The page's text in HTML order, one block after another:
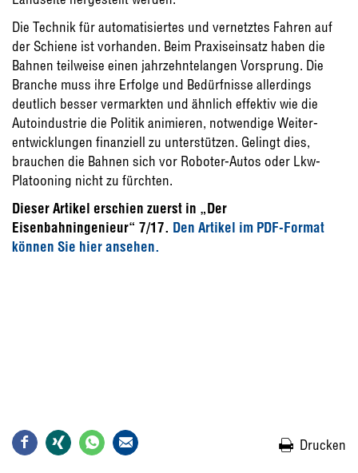
Die Technik für automatisiertes und ver­netztes Fahren auf
der Schiene ist vorhan­den. Beim Praxiseinsatz haben die
Bahnen teilweise einen jahrzehntelangen Vorsprung. Die
Branche muss ihre Erfolge und Bedürf­nisse allerdings
deutlich besser vermarkten und ähnlich effektiv wie die
Autoindustrie die Politik animieren, notwendige Weiter­
entwicklungen finanziell zu unterstützen. Gelingt dies,
brauchen die Bahnen sich vor Roboter-Autos oder Lkw-
Platooning nicht zu fürchten.
Dieser Artikel erschien zuerst in „Der
Eisenbahningenieur“ 7/17. Den Artikel im PDF-Format
können Sie hier ansehen.
Drucken